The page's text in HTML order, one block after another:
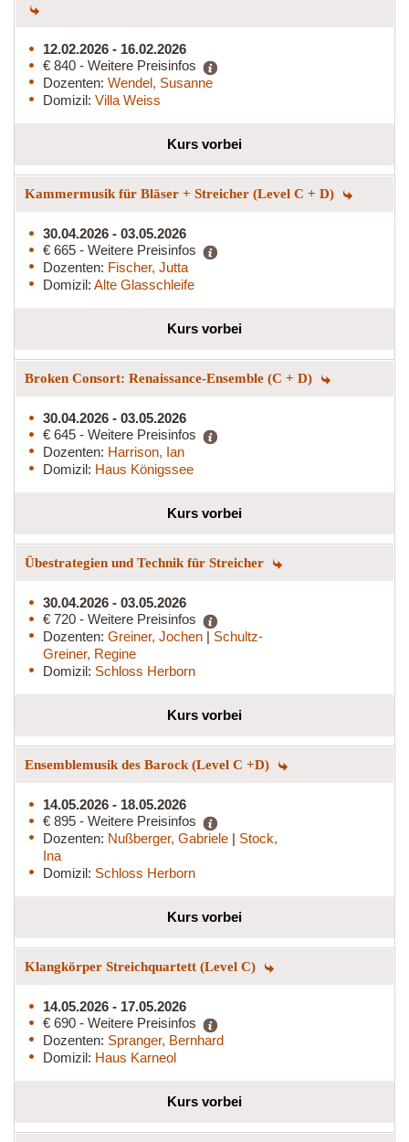
12.02.2026 - 16.02.2026
€ 840 - Weitere Preisinfos
Dozenten: Wendel, Susanne
Domizil: Villa Weiss
Kurs vorbei
Kammermusik für Bläser + Streicher (Level C + D)
30.04.2026 - 03.05.2026
€ 665 - Weitere Preisinfos
Dozenten: Fischer, Jutta
Domizil: Alte Glasschleife
Kurs vorbei
Broken Consort: Renaissance-Ensemble (C + D)
30.04.2026 - 03.05.2026
€ 645 - Weitere Preisinfos
Dozenten: Harrison, Ian
Domizil: Haus Königssee
Kurs vorbei
Übestrategien und Technik für Streicher
30.04.2026 - 03.05.2026
€ 720 - Weitere Preisinfos
Dozenten: Greiner, Jochen | Schultz-
Greiner, Regine
Domizil: Schloss Herborn
Kurs vorbei
Ensemblemusik des Barock (Level C +D)
14.05.2026 - 18.05.2026
€ 895 - Weitere Preisinfos
Dozenten: Nußberger, Gabriele | Stock,
Ina
Domizil: Schloss Herborn
Kurs vorbei
Klangkörper Streichquartett (Level C)
14.05.2026 - 17.05.2026
€ 690 - Weitere Preisinfos
Dozenten: Spranger, Bernhard
Domizil: Haus Karneol
Kurs vorbei